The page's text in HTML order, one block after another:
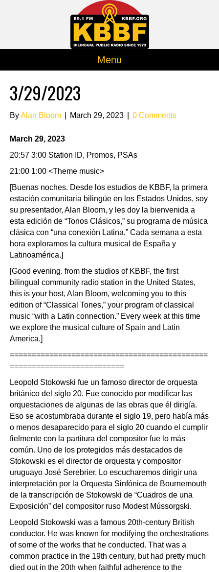
Menu
3/29/2023
ByAlan Bloom March 29, 2023 0 Comments
March 29, 2023
20:57 3:00 Station ID, Promos, PSAs
21:00 1:00 <Theme music>
[Buenas noches. Desde los estudios de KBBF, la primera
estación comunitaria bilingüe en los Estados Unidos, soy
su presentador, Alan Bloom, y les doy la bienvenida a
esta edición de “Tonos Clásicos,” su programa de música
clásica con “una conexión Latina.” Cada semana a esta
hora exploramos la cultura musical de España y
Latinoamérica.]
[Good evening. from the studios of KBBF, the first
bilingual community radio station in the United States,
this is your host, Alan Bloom, welcoming you to this
edition of “Classical Tones,” your program of classical
music “with a Latin connection.” Every week at this time
we explore the musical culture of Spain and Latin
America.]
=============================================
==========================
Leopold Stokowski fue un famoso director de orquesta
británico del siglo 20. Fue conocido por modificar las
orquestaciones de algunas de las obras que él dirigía.
Eso se acostumbraba durante el siglo 19, pero había más
o menos desaparecido para el siglo 20 cuando el cumplir
fielmente con la partitura del compositor fue lo más
común. Uno de los protegidos más destacados de
Stokowski es el director de orquesta y compositor
uruguayo José Serebrier. Lo escucharemos dirigir una
interpretación por la Orquesta Sinfónica de Bournemouth
de la transcripción de Stokowski de “Cuadros de una
Exposición” del compositor ruso Modest Mússorgski.
Leopold Stokowski was a famous 20th-century British
conductor. He was known for modifying the orchestrations
of some of the works that he conducted. That was a
common practice in the 19th century, but had pretty much
died out in the 20th when faithful adherence to the